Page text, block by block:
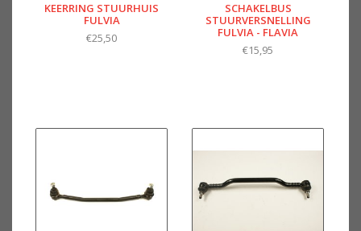
KEERRING STUURHUIS
FULVIA
€25,50
SCHAKELBUS
STUURVERSNELLING
FULVIA - FLAVIA
€15,95